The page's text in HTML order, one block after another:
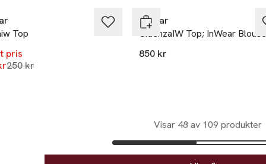
Top
pris
Lägsta pris 30 dagar
250 kr
finns i färgerna:
Basil
Inwear
CidenzaIW Top; InWear Blouse
850 kr
Visar 48 av 109 produkter